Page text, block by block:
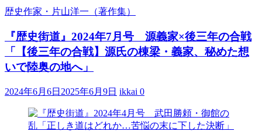
歴史作家・片山洋一（著作集）
『歴史街道』2024年7月号 源義家×後三年の合戦
「【後三年の合戦】源氏の棟梁・義家、秘めた想
いで陸奥の地へ」
2024年6月6日 2025年6月9日 ikkai 0